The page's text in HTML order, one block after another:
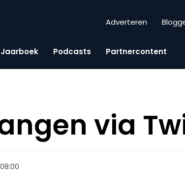
Adverteren
Jaarboek Podcasts Partnercontent
via